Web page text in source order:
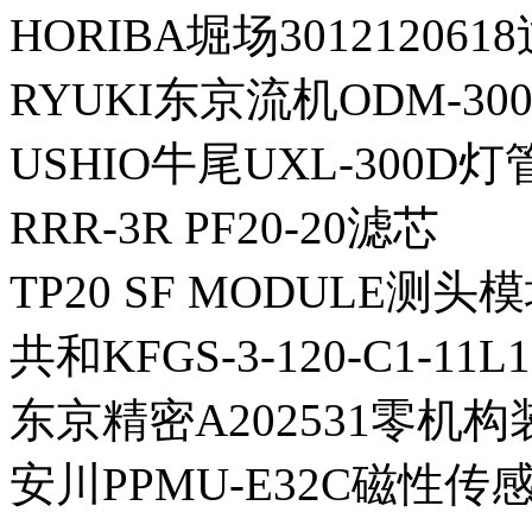
HORIBA堀场
RYUKI东京流机ODM-
USHIO牛尾UXL-300D灯
RRR-3R PF20-20滤芯
TP20 SF MODULE测头
共和KFGS-3-120-C1-
东京精密A202531零机构
安川PPMU-E32C磁性传